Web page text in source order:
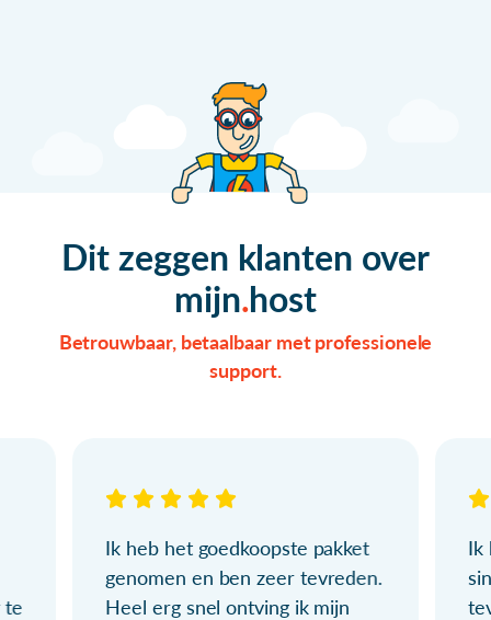
Dit zeggen klanten over
mijn host
Betrouwbaar, betaalbaar met professionele
support.
te
Ik heb het goedkoopste pakket
genomen en ben zeer tevreden.
Heel erg snel ontving ik mijn
Ik